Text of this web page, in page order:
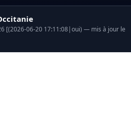
[(2026-06-20 17:11:08|oui) — mis à jour le